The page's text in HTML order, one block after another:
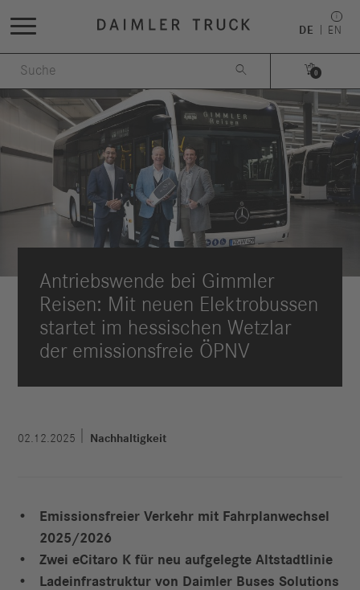
DE EN
 
0
Antriebswende bei Gimmler
Reisen: Mit neuen Elektrobussen
startet im hessischen Wetzlar
der emissionsfreie ÖPNV
02.12.2025 Nachhaltigkeit
Emissionsfreier Verkehr mit Fahrplanwechsel
2025/2026
Zwei eCitaro K für neu aufgelegte Altstadtlinie
Ladeinfrastruktur von Daimler Buses Solutions